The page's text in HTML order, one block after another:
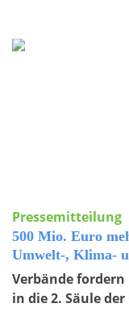
Pressemitteilung
500 Mio. Euro
Umwelt-, Klima-
Verbände
in die 2. Säule der